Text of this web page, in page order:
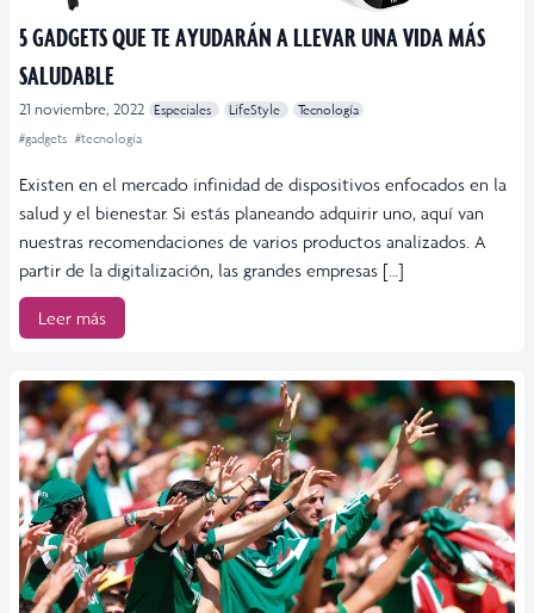
5 GADGETS QUE TE AYUDARÁN A LLEVAR UNA VIDA MÁS
SALUDABLE
21 noviembre, 2022 Especiales LifeStyle
Tecnología
#gadgets #tecnología
Existen en el mercado infinidad de dispositivos enfocados en la
salud y el bienestar. Si estás planeando adquirir uno, aquí van
nuestras recomendaciones de varios productos analizados. A
partir de la digitalización, las grandes empresas […]
Leer más